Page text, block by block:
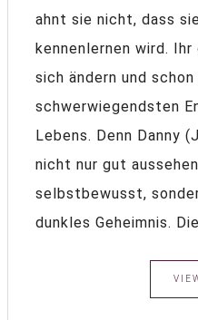
ahnt sie nicht, dass
kennenlernen wird.
sich ändern und
schwerwiegendsten
Lebens. Denn Danny
nicht nur gut
selbstbewusst,
dunkles Geheimnis.